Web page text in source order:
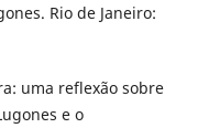
Rio de Janeiro:
uma reflexão sobre
e o